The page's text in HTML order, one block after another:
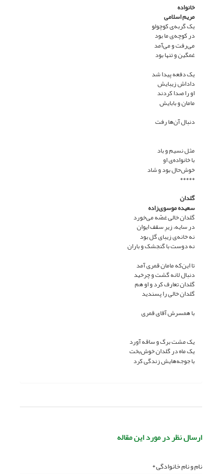
خانواده
مریم اسلامی
یک گربه‌ی کوچولو
در کوچه‌ی ما بود
می‌رفت و می‌آمد
غمگین و تنها بود
یک دفعه پیدا شد
داداش زیبایش
او را صدا کردند
مامان و بابایش
دنبال آن‌ها رفت
مثل نسیم و باد
با خانواده‌ی او
خوش‌حال بود و شاد
*****
گلدان
سعیده موسوی‌زاده
گلدان خالی غصّه می‌خورد
در سایه، زیرِ سقف ایوان
نه خانه‌ی زیبای گل بود
نه دوست با گنجشک و باران
تا این‌که مامان قمری آمد
دنبال لانه گشت و چرخید
گلدان تعارف کرد و او هم
گلدان خالی را پسندید
با همسرش آقای قمری
یک مشت برگ و ساقه آورد
یک ماه در گلدان خوش‌بخت
با جوجه‌هایش زندگی کرد
ارسال نظر در مورد این مقاله
نام و نام خانوادگی *